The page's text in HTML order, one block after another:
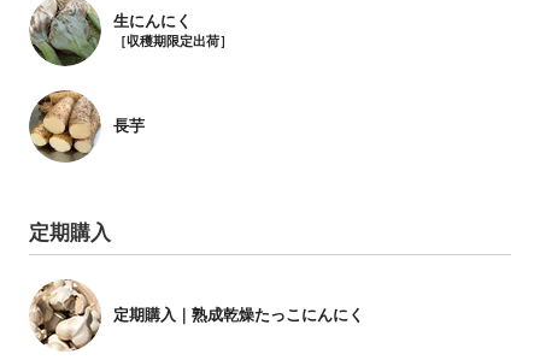
生にんにく
［収穫期限定出荷］
長芋
定期購入
定期購入｜熟成乾燥たっこにんにく